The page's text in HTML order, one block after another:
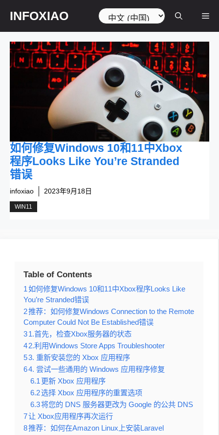
内
INFOXIAO 菜
选
择
语
言
如何修复Windows 10和11中Xbox
程序Looks Like You’re Stranded
错误
infoxiao 2023年9月18日
WIN11
Table of Contents
1如何修复Windows 10和11中Xbox程序Looks Like
You’re Stranded错误
2推荐：如何修复Windows Connection to the Remote
Computer Could Not Be Established错误
31.首先，检查Xbox服务器的状态
42.利用Windows Store Apps Troubleshooter
53. 重新安装您的 Xbox 应用程序
64. 尝试一些通用的 Windows 应用程序修复
6.1 更新 Xbox 应用程序
6.2选择 Xbox 应用程序的重置选项
6.3将您的 DNS 服务器更改为 Google 的公共 DNS
7让 Xbox应用程序再次运行
8推荐：如何在Amazon Linux上安装Laravel